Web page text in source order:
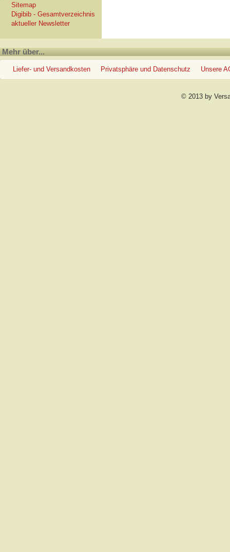
Sitemap
Digibib - Gesamtverzeichnis
aktueller Newsletter
Mehr über...
Liefer- und Versandkosten Privatsphäre und Datenschutz Unsere
© 2013 by